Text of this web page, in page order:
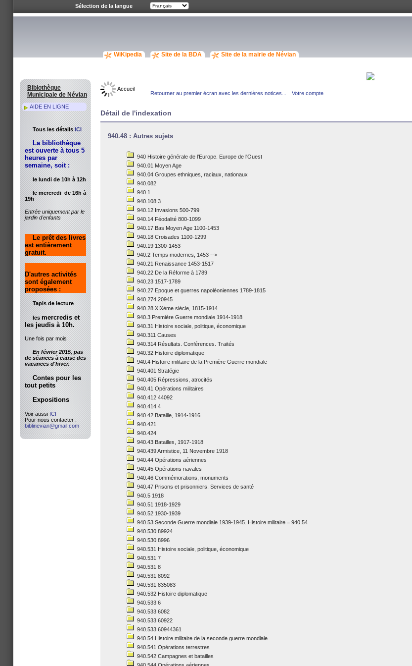
Accueil
WiKipedia Site de la BDA Site de la mairie de Névian
Retourner au premier écran avec les dernières notices... Votre compte
Détail de l'indexation
940.48 : Autres sujets
940 Histoire générale de l'Europe. Europe de l'Ouest
940.01 Moyen Age
940.04 Groupes ethniques, raciaux, nationaux
940.082
940.1
940.108 3
940.12 Invasions 500-799
940.14 Féodalité 800-1099
940.17 Bas Moyen Age 1100-1453
940.18 Croisades 1100-1299
940.19 1300-1453
940.2 Temps modernes, 1453 -->
940.21 Renaissance 1453-1517
940.22 De la Réforme à 1789
940.23 1517-1789
940.27 Epoque et guerres napoléoniennes 1789-1815
940.274 20945
940.28 XIXème siècle, 1815-1914
940.3 Première Guerre mondiale 1914-1918
940.31 Histoire sociale, politique, économique
940.311 Causes
940.314 Résultats. Conférences. Traités
940.32 Histoire diplomatique
940.4 Histoire militaire de la Première Guerre mondiale
940.401 Stratégie
940.405 Répressions, atrocités
940.41 Opérations militaires
940.412 44092
940.414 4
940.42 Bataille, 1914-1916
940.421
940.424
940.43 Batailles, 1917-1918
940.439 Armistice, 11 Novembre 1918
940.44 Opérations aériennes
940.45 Opérations navales
940.46 Commémorations, monuments
940.47 Prisons et prisonniers. Services de santé
940.5 1918
940.51 1918-1929
940.52 1930-1939
940.53 Seconde Guerre mondiale 1939-1945. Histoire militaire = 940.54
940.530 89924
940.530 8996
940.531 Histoire sociale, politique, économique
940.531 7
940.531 8
940.531 8092
940.531 835083
940.532 Histoire diplomatique
940.533 6
940.533 6082
940.533 60922
940.533 60944361
940.54 Histoire militaire de la seconde guerre mondiale
940.541 Opérations terrestres
940.542 Campagnes et batailles
Bibiothèque
Municipale de Névian
AIDE EN LIGNE
Tous les détailsICI
La bibliothèque
est ouverte à tous 5
heures par
semaine, soit :
le lundi de 10h à 12h
le mercredi de 16h à
19h
Entrée uniquement par le
jardin d'enfants
Le prêt des livres
est entièrement
gratuit.
D'autres activités
sont également
proposées :
Tapis de lecture
lesmercredis et
les jeudis à 10h.
Une fois par mois
En février 2015, pas
de séances à cause des
vacances d'hiver.
Contes pour les
tout petits
Expositions
Voir aussiICI
Pour nous contacter :
biblinevian@gmail.com
Sélection de la langue